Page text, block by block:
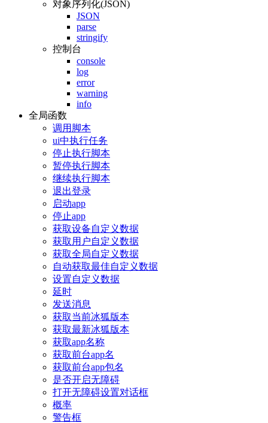
对象序列化(JSON)
JSON
parse
stringify
控制台
console
log
error
warning
info
全局函数
调用脚本
ui中执行任务
停止执行脚本
暂停执行脚本
继续执行脚本
退出登录
启动app
停止app
获取设备自定义数据
获取用户自定义数据
获取全局自定义数据
自动获取最佳自定义数据
设置自定义数据
延时
发送消息
获取当前冰狐版本
获取最新冰狐版本
获取app名称
获取前台app名
获取前台app包名
是否开启无障碍
打开无障碍设置对话框
概率
警告框